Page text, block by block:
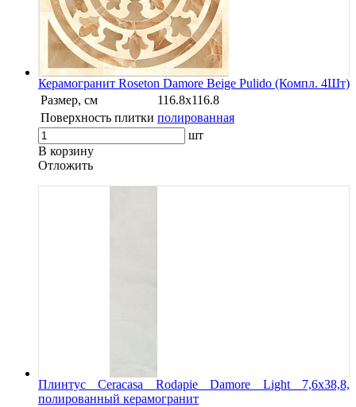
Керамогранит Roseton Damore Beige Pulido (Компл. 4Шт)
Размер, см
116.8x116.8
Поверхность плитки полированная
шт
В корзину
Oтложить
Плинтус Ceracasa Rodapie Damore Light 7,6x38,8,
полированный керамогранит